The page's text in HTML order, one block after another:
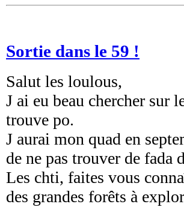
Sortie dans le 59 !
Salut les loulous,
J ai eu beau chercher sur
trouve po.
J aurai mon quad en
de ne pas trouver de fada
Les chti, faites vous
des grandes forêts à